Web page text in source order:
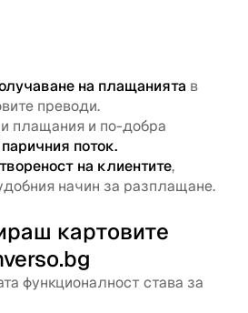
на плащанията в
преводи.
плащания и по-добра
поток.
на клиентите,
начин за разплащане.
картовите
функционалност става за